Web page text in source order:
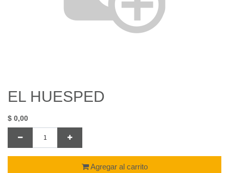
EL HUESPED
$ 0,00
Agregar al carrito